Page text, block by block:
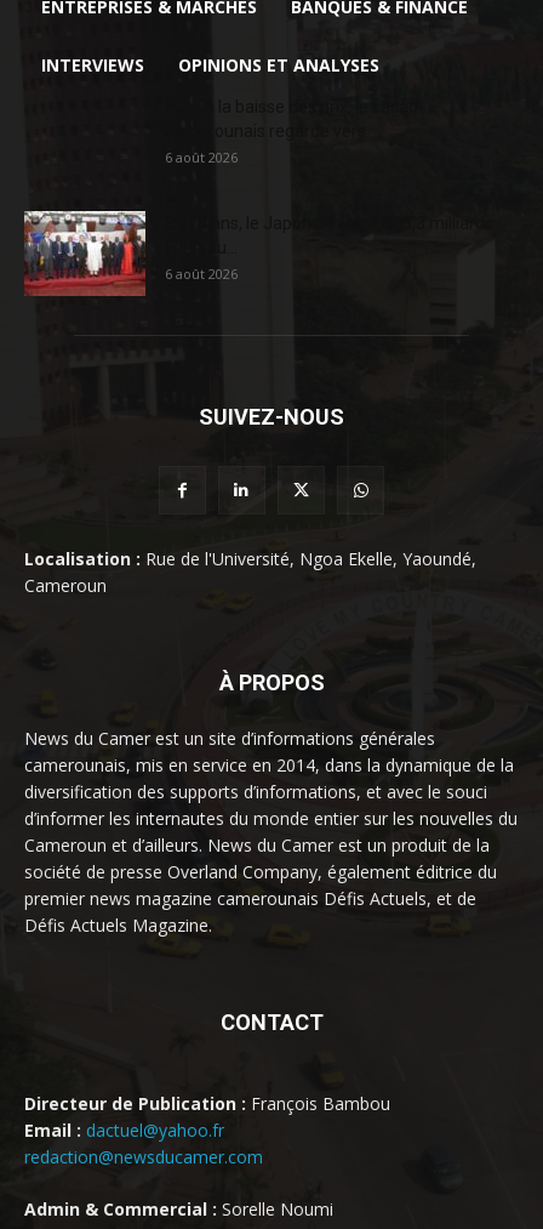
ENTREPRISES & MARCHÉS BANQUES & FINANCE
INTERVIEWS OPINIONS ET ANALYSES
6 août 2026
6 août 2026
SUIVEZ-NOUS
Localisation : Rue de l'Université, Ngoa Ekelle, Yaoundé,
Cameroun
À PROPOS
News du Camer est un site d’informations générales
camerounais, mis en service en 2014, dans la dynamique de la
diversification des supports d’informations, et avec le souci
d’informer les internautes du monde entier sur les nouvelles du
Cameroun et d’ailleurs. News du Camer est un produit de la
société de presse Overland Company, également éditrice du
premier news magazine camerounais Défis Actuels, et de
Défis Actuels Magazine.
CONTACT
Directeur de Publication : François Bambou
Email : dactuel@yahoo.fr
redaction@newsducamer.com
Admin & Commercial : Sorelle Noumi